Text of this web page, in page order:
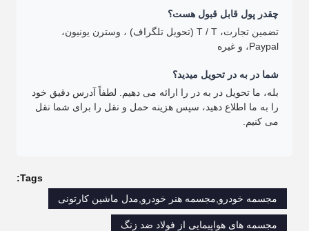
چقدر پول قابل قبول هست؟
تضمین تجارت، T / T (تحویل تلگراف) ، وسترن یونیون،
Paypal، و غیره
شما در به در تحویل میدید؟
بله، ما تحویل در به در را ارائه می دهیم. لطفاً آدرس دقیق خود
را به ما اطلاع دهید، سپس هزینه حمل و نقل را برای شما نقل
می کنیم.
Tags:
مجسمه خودرو,مجسمه هنر خودرو,مدل ماشین کارتونی
مجسمه های هواپیمایی از فولاد ضد زنگ